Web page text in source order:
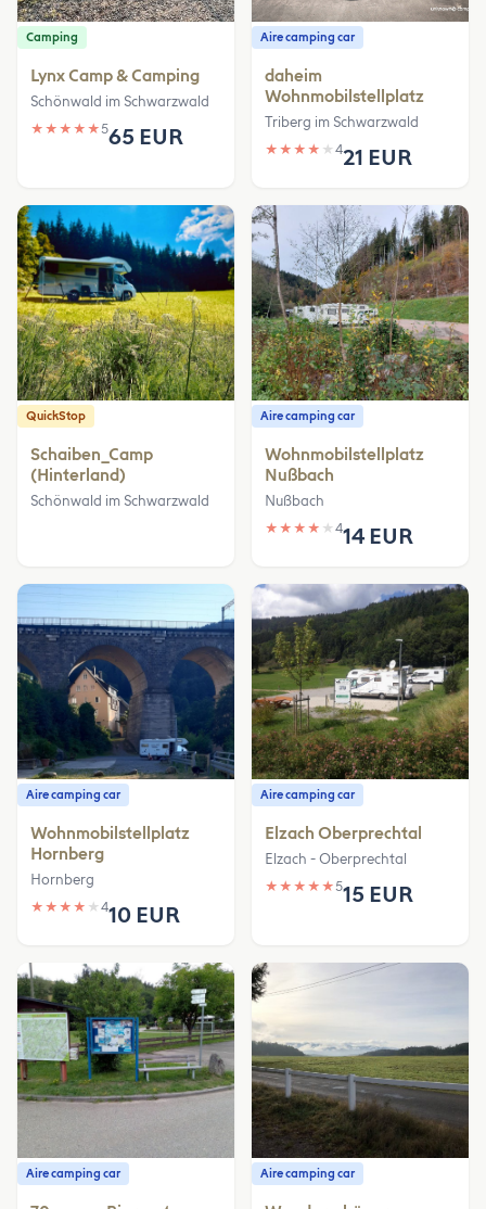
Camping
Lynx Camp & Camping
Schönwald im Schwarzwald
★ ★ ★ ★ ★565 EUR
Aire camping car
daheim
Wohnmobilstellplatz
Triberg im Schwarzwald
★ ★ ★ ★ ★ 421 EUR
QuickStop
Schaiben_Camp
(Hinterland)
Schönwald im Schwarzwald
Aire camping car
Wohnmobilstellplatz
Nußbach
Nußbach
★ ★ ★ ★ ★ 414 EUR
Aire camping car
Wohnmobilstellplatz
Hornberg
Hornberg
★ ★ ★ ★ ★ 410 EUR
Aire camping car
Elzach Oberprechtal
Elzach - Oberprechtal
★ ★ ★ ★ ★515 EUR
Aire camping car Aire camping car